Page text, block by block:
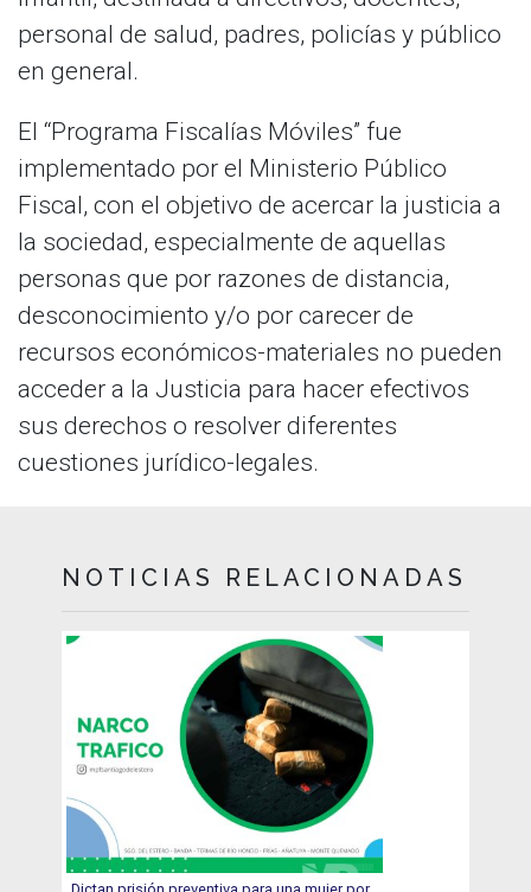
personal de salud, padres, policías y público
en general.
El “Programa Fiscalías Móviles” fue
implementado por el Ministerio Público
Fiscal, con el objetivo de acercar la justicia a
la sociedad, especialmente de aquellas
personas que por razones de distancia,
desconocimiento y/o por carecer de
recursos económicos-materiales no pueden
acceder a la Justicia para hacer efectivos
sus derechos o resolver diferentes
cuestiones jurídico-legales.
NOTICIAS RELACIONADAS